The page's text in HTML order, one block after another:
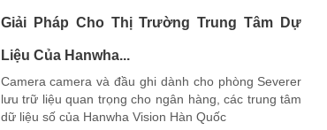
Giải Pháp Cho Thị Trường Trung Tâm Dự
Liệu Của Hanwha...
Camera camera và đầu ghi dành cho phòng Severer
lưu trữ liệu quan trọng cho ngân hàng, các trung tâm
dữ liệu số của Hanwha Vision Hàn Quốc